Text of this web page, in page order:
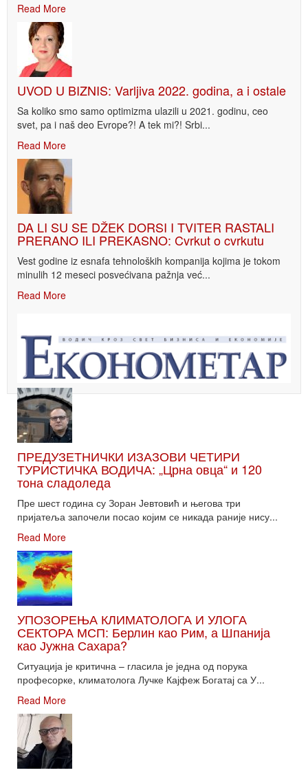
Read More
UVOD U BIZNIS: Varljiva 2022. godina, a i ostale
Sa koliko smo samo optimizma ulazili u 2021. godinu, ceo
svet, pa i naš deo Evrope?! A tek mi?! Srbi...
Read More
DA LI SU SE DŽEK DORSI I TVITER RASTALI
PRERANO ILI PREKASNO: Cvrkut o cvrkutu
Vest godine iz esnafa tehnoloških kompanija kojima je tokom
minulih 12 meseci posvećivana pažnja već...
Read More
ПРЕДУЗЕТНИЧКИ ИЗАЗОВИ ЧЕТИРИ
ТУРИСТИЧКА ВОДИЧА: „Црна овца“ и 120
тона сладоледа
Пре шест година су Зоран Јевтовић и његова три
пријатеља започели посао којим се никада раније нису...
Read More
УПОЗОРЕЊА КЛИМАТОЛОГА И УЛОГА
СЕКТОРА МСП: Берлин као Рим, а Шпанија
као Јужна Сахара?
Ситуација је критична – гласила је једна од порука
професорке, климатолога Лучке Кајфеж Богатај са У...
Read More